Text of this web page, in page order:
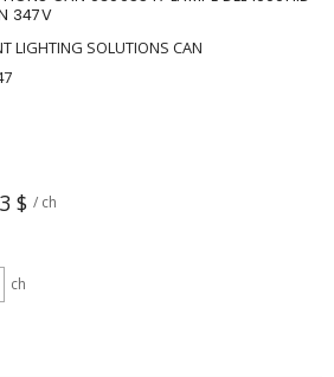
347V
LIGHTING SOLUTIONS CAN
$ / ch
ch